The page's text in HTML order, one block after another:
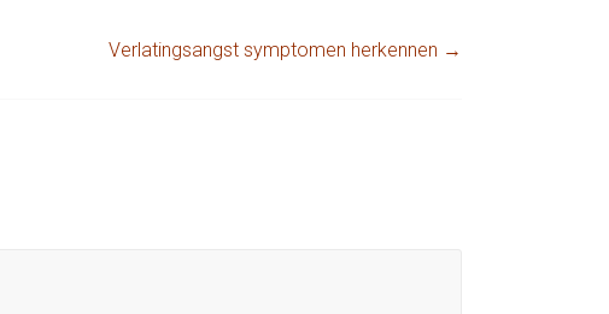
Verlatingsangst symptomen herkennen →